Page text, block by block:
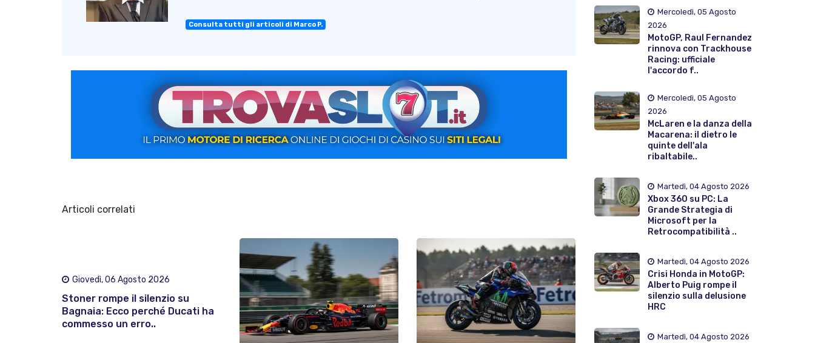
Consulta tutti gli articoli di Marco P.
Articoli correlati
Giovedì, 06 Agosto 2026
Stoner rompe il silenzio su
Bagnaia: Ecco perché Ducati ha
commesso un erro..
Mercoledì, 05 Agosto
2026
MotoGP, Raul Fernandez
rinnova con Trackhouse
Racing: ufficiale
l'accordo f..
Mercoledì, 05 Agosto
2026
McLaren e la danza della
Macarena: il dietro le
quinte dell'ala
ribaltabile..
Martedì, 04 Agosto 2026
Xbox 360 su PC: La
Grande Strategia di
Microsoft per la
Retrocompatibilità ..
Martedì, 04 Agosto 2026
Crisi Honda in MotoGP:
Alberto Puig rompe il
silenzio sulla delusione
HRC
Martedì, 04 Agosto 2026